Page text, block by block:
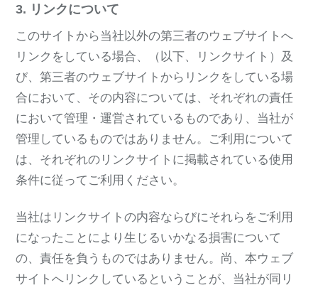
3. リンクについて
このサイトから当社以外の第三者のウェブサイトへ
リンクをしている場合、（以下、リンクサイト）及
び、第三者のウェブサイトからリンクをしている場
合において、その内容については、それぞれの責任
において管理・運営されているものであり、当社が
管理しているものではありません。ご利用について
は、それぞれのリンクサイトに掲載されている使用
条件に従ってご利用ください。
当社はリンクサイトの内容ならびにそれらをご利用
になったことにより生じるいかなる損害について
の、責任を負うものではありません。尚、本ウェブ
サイトへリンクしているということが、当社が同リ